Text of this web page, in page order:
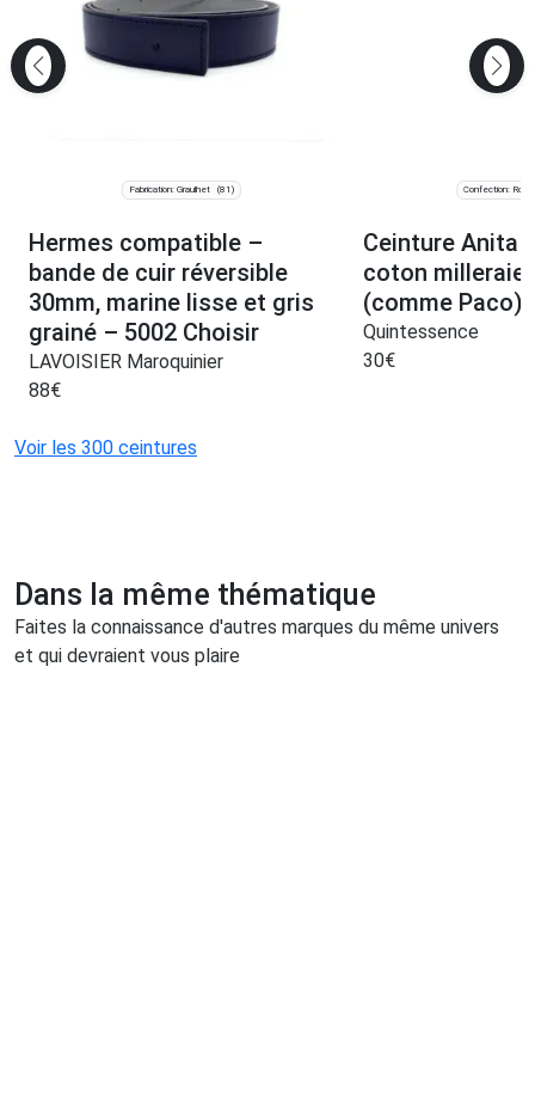
Fabrication: Graulhet (81)
Hermes compatible –
bande de cuir réversible
30mm, marine lisse et gris
grainé – 5002 Choisir
LAVOISIER Maroquinier
88€
Confection:
Ceinture Anita
coton
(comme Paco)
Quintessence
30€
Voir les 300 ceintures
Dans la même thématique
Faites la connaissance d'autres marques du même univers
et qui devraient vous plaire